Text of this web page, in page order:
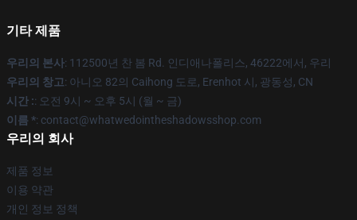
기타 제품
우리의 본사: 112500년 찬 봄 Rd. 인디애나폴리스, 46222에서, 우리
우리의 창고: 아니오 82의 Caihong 도로, Erenhot 시, 광동성, CN
시간 :: 오전 9시 ~ 오후 5시 (월 ~ 금)
이름 *: contact@whatwedointheshadowsshop.com
우리의 회사
제품 정보
이용 약관
개인 정보 정책